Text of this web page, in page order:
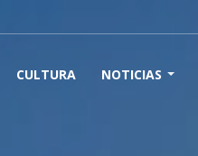
CULTURA NOTICIAS